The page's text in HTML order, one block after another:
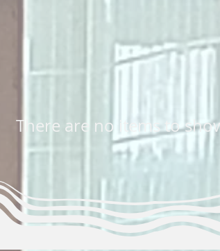
There are no items to